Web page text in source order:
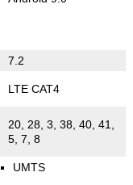
7.2
LTE CAT4
20, 28, 3, 38, 40, 41,
5, 7, 8
UMTS